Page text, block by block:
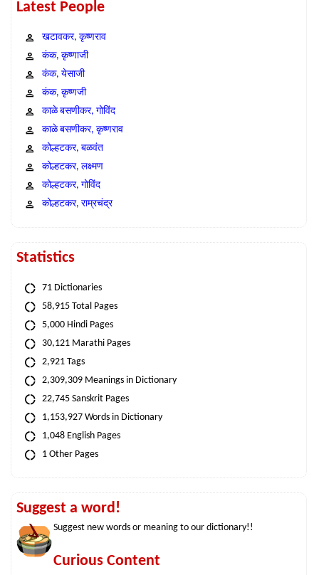
Latest People
खटावकर, कृष्णराव
कंक, कृष्णाजी
कंक, येसाजी
कंक, कृष्णजी
काळे बसणीकर, गोविंद
काळे बसणीकर, कृष्णराव
कोल्हटकर, बळवंत
कोल्हटकर, लक्ष्मण
कोल्हटकर, गोविंद
कोल्हटकर, राम्रचंद्र
Statistics
71 Dictionaries
58,915 Total Pages
5,000 Hindi Pages
30,121 Marathi Pages
2,921 Tags
2,309,309 Meanings in Dictionary
22,745 Sanskrit Pages
1,153,927 Words in Dictionary
1,048 English Pages
1 Other Pages
Suggest a word!
Suggest new words or meaning to our dictionary!!
Curious Content